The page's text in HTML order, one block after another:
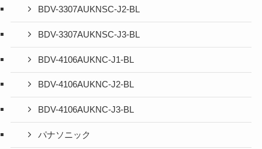
BDV-3307AUKNSC-J2-BL
BDV-3307AUKNSC-J3-BL
BDV-4106AUKNC-J1-BL
BDV-4106AUKNC-J2-BL
BDV-4106AUKNC-J3-BL
パナソニック